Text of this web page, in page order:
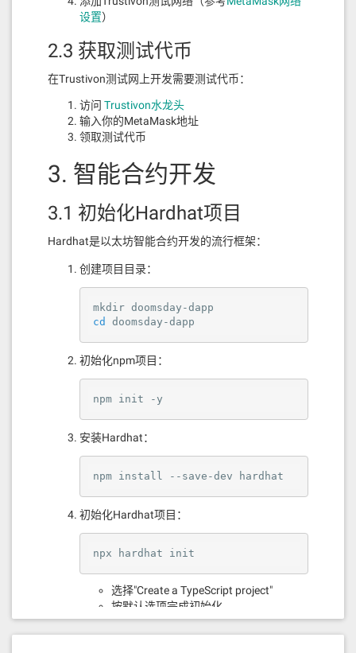
4. 技术先进性
采用现代化的技术栈
组件化架构，便于扩展和维护
类型安全的代码设计
优秀的性能表现
未来规划
增强数据分析 ：提供更详细的验证者性能分析
和统计
移动应用开发 ：推出iOS和Android移动应用
增强安全性 ：添加更多安全验证和提示
社区功能 ：支持验证者和委托者之间的交流
更多语言支持 ：添加更多语言选项
如何开始使用
访问 Trustivon Validator 平台
连接您的MetaMask钱包
开始您的委托之旅
系统要求
现代浏览器（Chrome、Firefox、Safari、
Edge）
已安装MetaMask扩展
稳定的网络连接
少量TC代币用于支付交易手续费
结语
Trustivon Validator 平台为用户提供了一个安全、高
Trustivon网络的治理和质押。无论您是经验丰富的区
块链用户还是初学者，都能轻松上手使用该平台。
设置）
2.3 获取测试代币
在Trustivon测试网上开发需要测试代币：
访问 Trustivon水龙头
输入你的MetaMask地址
领取测试代币
3. 智能合约开发
3.1 初始化Hardhat项目
Hardhat是以太坊智能合约开发的流行框架：
创建项目目录：
cd
doomsday-dapp
初始化npm项目：
npm init -y
安装Hardhat：
npm install --save-dev hardhat
初始化Hardhat项目：
npx hardhat init
选择"Create a TypeScript project"
按默认选项完成初始化
安装依赖：